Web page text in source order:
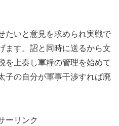
たいと意見を求められ実戦で
ます。詔と同時に送るから文
を上奏し軍糧の管理を始めて
子の自分が軍事干渉すれば廃
ーリンク